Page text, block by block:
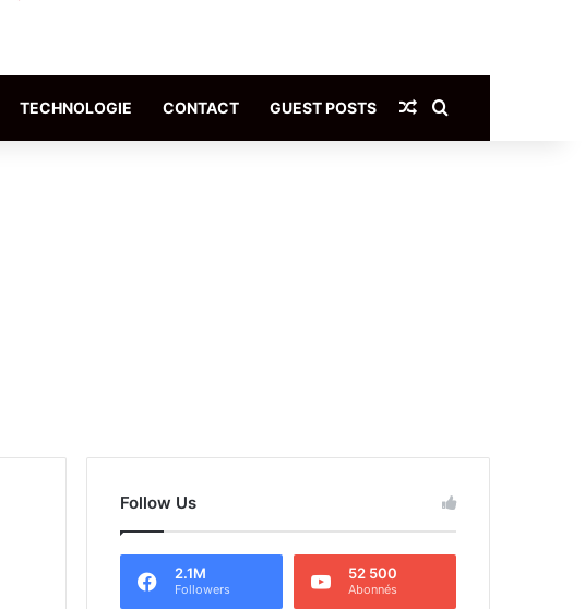
TECHNOLOGIE CONTACT GUEST POSTS Article Aléatoire
Follow Us
2.1M
Followers
52 500
Abonnés